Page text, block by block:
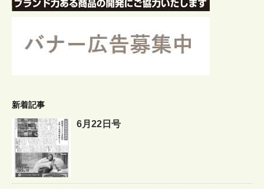
新着記事
6月22日号